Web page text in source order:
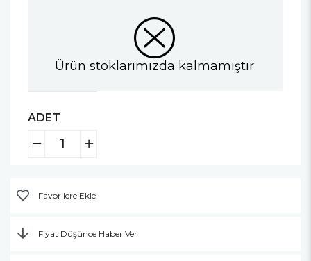
Ürün stoklarımızda kalmamıştır.
ADET
Favorilere Ekle
Fiyat Düşünce Haber Ver